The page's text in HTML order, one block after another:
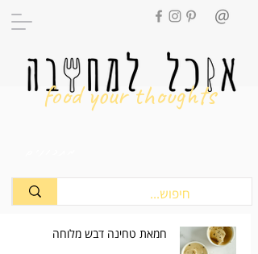
food your thoughts
חמאת טחינה דבש מלוחה